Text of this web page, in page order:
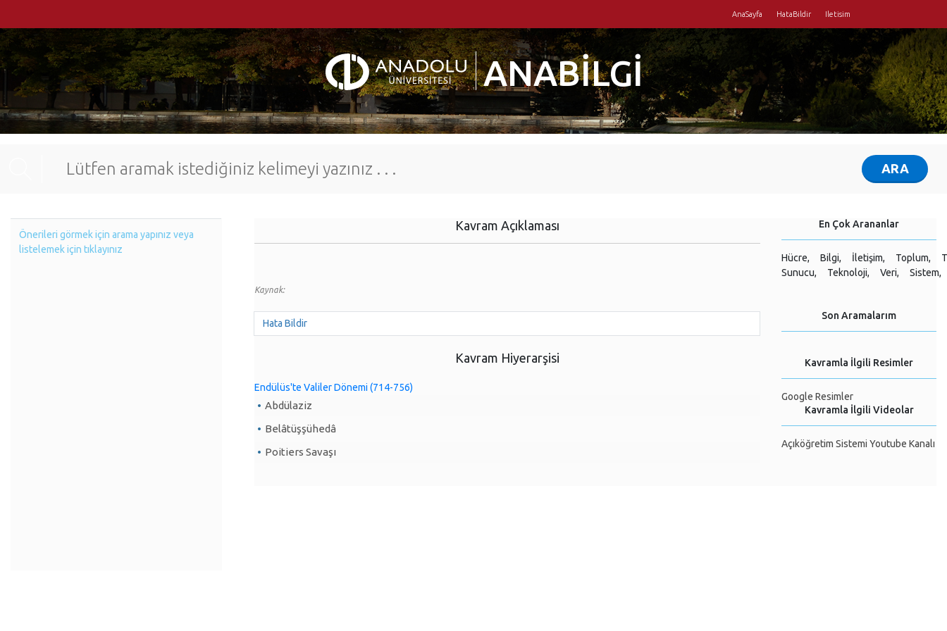
AnaSayfa HataBildir Iletisim
ANABİLGİ
Kavram Açıklaması
Kaynak:
Hata Bildir
Kavram Hiyerarşisi
Endülüs'te Valiler Dönemi (714-756)
Abdülaziz
Belâtüşşühedâ
Poitiers Savaşı
En Çok Arananlar
Hücre, Bilgi, İletişim, Toplum,
Sunucu,
Teknoloji, Veri, Sistem,
Son Aramalarım
Kavramla İlgili Resimler
Google Resimler
Kavramla İlgili Videolar
Açıköğretim Sistemi Youtube Kanalı
Önerileri görmek için arama yapınız veya
listelemek için tıklayınız